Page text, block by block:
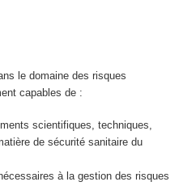
le domaine des risques
capables de :
scientifiques, techniques,
de sécurité sanitaire du
à la gestion des risques